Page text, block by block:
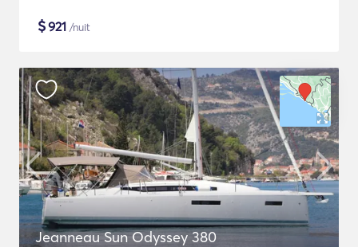
$921 /nuit
Jeanneau Sun Odyssey 380